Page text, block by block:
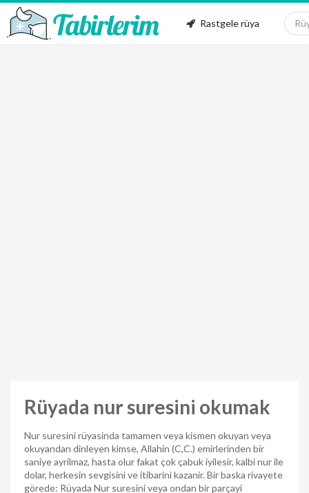
Rastgele rüya
Rüyada nur suresini okumak
Nur suresini rüyasinda tamamen veya kismen okuyan veya
okuyandan dinleyen kimse, Allahin (C,C.) emirlerinden bir
saniye ayrilmaz, hasta olur fakat çok çabuk iyilesir, kalbi nur ile
dolar, herkesin sevgisini ve itibarini kazanir. Bir baska rivayete
görede: Rüyada Nur suresini veya ondan bir parçayi